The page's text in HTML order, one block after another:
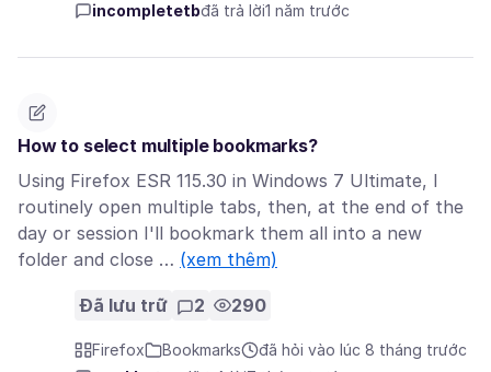
incompletetbđã trả lời1 năm trước
How to select multiple bookmarks?
Using Firefox ESR 115.30 in Windows 7 Ultimate, I
routinely open multiple tabs, then, at the end of the
day or session I'll bookmark them all into a new
folder and close … (xem thêm)
Đã lưu trữ 2 290
Firefox Bookmarks
đã hỏi vào lúc 8 tháng trước